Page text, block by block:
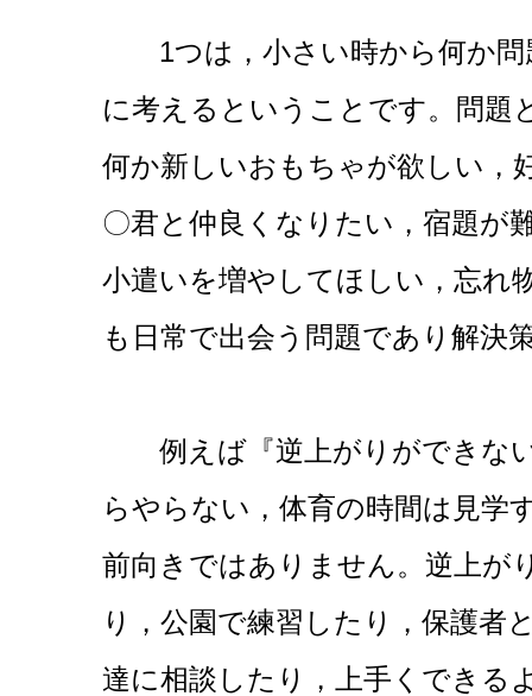
1つは，小さい時から何か問
に考える ということです。問題
何か新しいおもちゃが欲しい，
〇君と仲良くなりたい，宿題が
小遣いを増やしてほしい，忘れ
も日常で出会う問題であり解決
例えば『逆上がりができな
らやらない，体育の時間は見学
前向きではありません。逆上が
り，公園で練習したり，保護者
達に相談したり，上手くできる